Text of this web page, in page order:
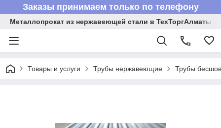
Заказы принимаем только по телефону
Металлопрокат из нержавеющей стали в ТехТоргАлматы
Товары и услуги Трубы нержавеющие Трубы